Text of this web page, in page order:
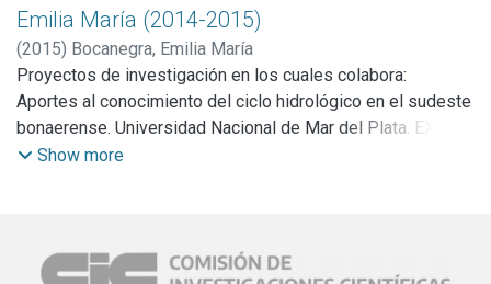
Emilia María (2014-2015)
(2015) Bocanegra, Emilia María
Proyectos de investigación en los cuales colabora:
Aportes al conocimiento del ciclo hidrológico en el sudeste
bonaerense. Universidad Nacional de Mar del Plata. EXA
698/14. Duración: 2014-2015.
Show more